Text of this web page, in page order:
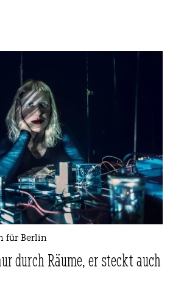
für Berlin
durch Räume, er steckt auch